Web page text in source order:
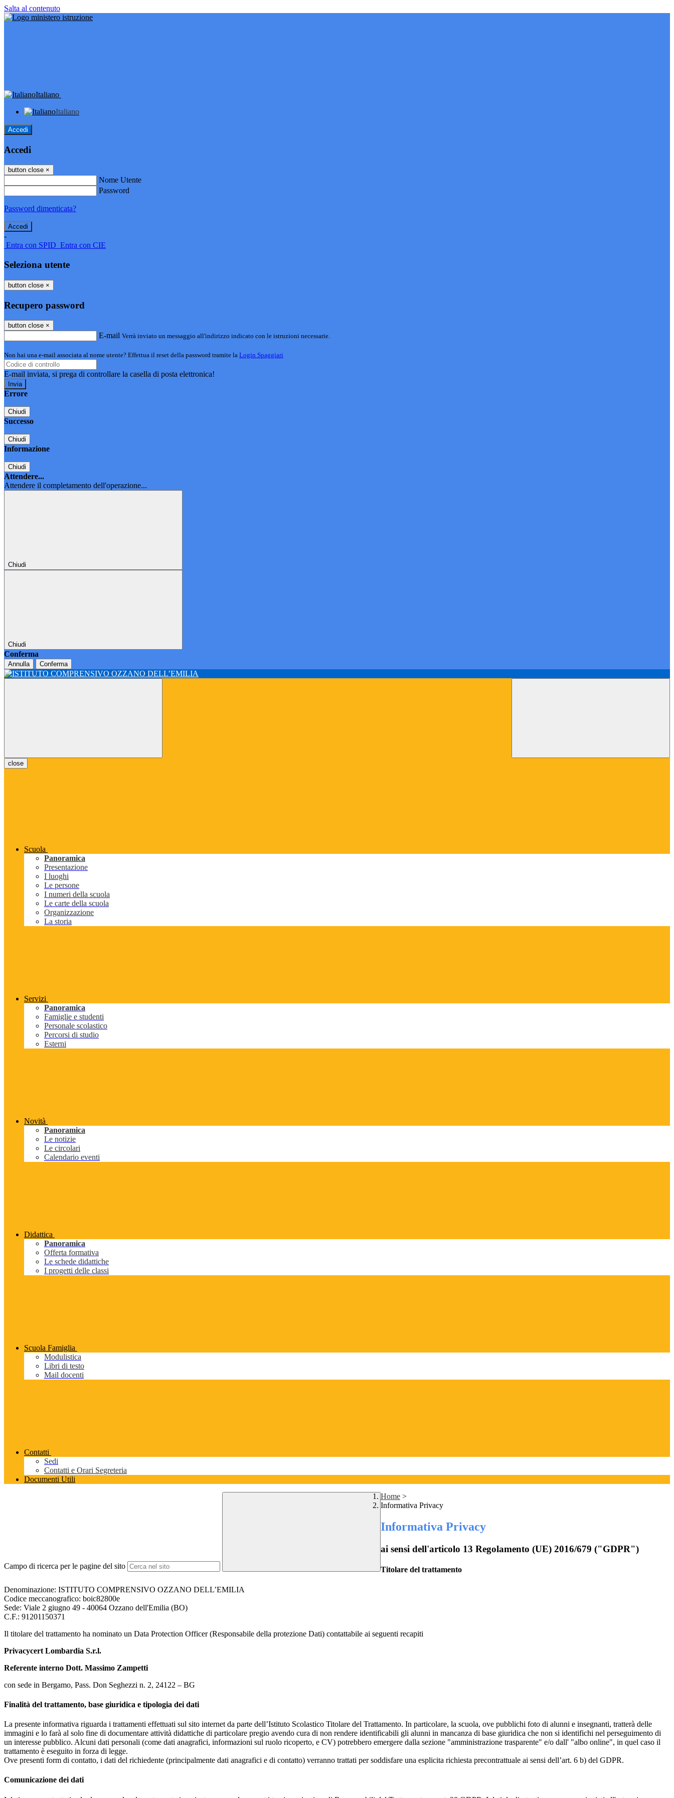
Salta al contenuto
Italiano
Italiano
Accedi
Accedi
button close ×
Nome Utente
Password
Password dimenticata?
-
Entra con SPID Entra con CIE
Seleziona utente
button close ×
Recupero password
button close ×
E-mail Verrà inviato un messaggio all'indirizzo indicato con le istruzioni necessarie.
Non hai una e-mail associata al nome utente? Effettua il reset della password tramite la Login Spaggiari
E-mail inviata, si prega di controllare la casella di posta elettronica!
Errore
Chiudi
Successo
Chiudi
Informazione
Chiudi
Attendere...
Attendere il completamento dell'operazione...
Chiudi
Chiudi
Conferma
Annulla Conferma
close
Scuola
Panoramica
Presentazione
I luoghi
Le persone
I numeri della scuola
Le carte della scuola
Organizzazione
La storia
Servizi
Panoramica
Famiglie e studenti
Personale scolastico
Percorsi di studio
Esterni
Novità
Panoramica
Le notizie
Le circolari
Calendario eventi
Didattica
Panoramica
Offerta formativa
Le schede didattiche
I progetti delle classi
Scuola Famiglia
Modulistica
Libri di testo
Mail docenti
Contatti
Sedi
Contatti e Orari Segreteria
Documenti Utili
Campo di ricerca per le pagine del sito
Home >
Informativa Privacy
Informativa Privacy
ai sensi dell'articolo 13 Regolamento (UE) 2016/679 ("GDPR")
Titolare del trattamento
Denominazione: ISTITUTO COMPRENSIVO OZZANO DELL’EMILIA
Codice meccanografico: boic82800e
Sede: Viale 2 giugno 49 - 40064 Ozzano dell'Emilia (BO)
C.F.: 91201150371
Il titolare del trattamento ha nominato un Data Protection Officer (Responsabile della protezione Dati) contattabile ai seguenti recapiti
Privacycert Lombardia S.r.l.
Referente interno Dott. Massimo Zampetti
con sede in Bergamo, Pass. Don Seghezzi n. 2, 24122 – BG
Finalità del trattamento, base giuridica e tipologia dei dati
La presente informativa riguarda i trattamenti effettuati sul sito internet da parte dell’Istituto Scolastico Titolare del Trattamento. In particolare, la scuola, ove pubblichi foto di alunni e insegnanti, tratterà delle
immagini e lo farà al solo fine di documentare attività didattiche di particolare pregio avendo cura di non rendere identificabili gli alunni in mancanza di base giuridica che non si identifichi nel perseguimento di
un interesse pubblico. Alcuni dati personali (come dati anagrafici, informazioni sul ruolo ricoperto, e CV) potrebbero emergere dalla sezione "amministrazione trasparente" e/o dall' "albo online", in quel caso il
trattamento è eseguito in forza di legge.
Ove presenti form di contatto, i dati del richiedente (principalmente dati anagrafici e di contatto) verranno trattati per soddisfare una esplicita richiesta precontrattuale ai sensi dell’art. 6 b) del GDPR.
Comunicazione dei dati